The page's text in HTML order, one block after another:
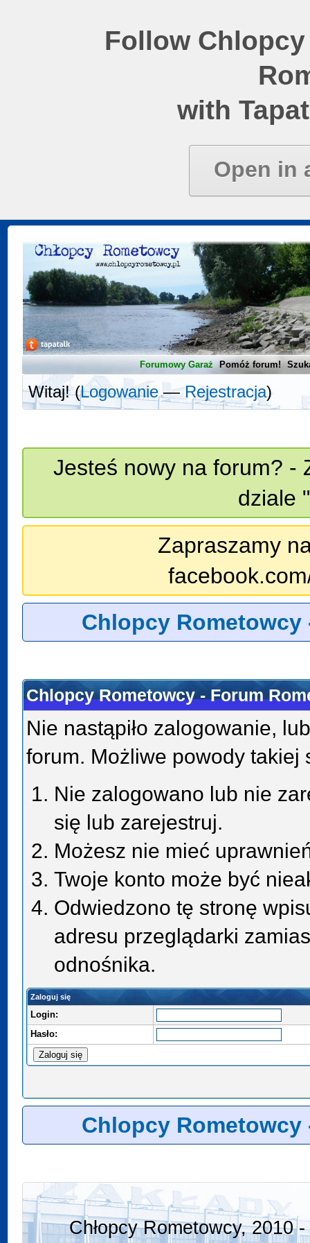
Follow
with
Open in
Forumowy Garaż Pomóż forum!
Witaj! (Logowanie—Rejestracja)
Jesteś nowy na forum? -
dziale
Zapraszamy
Chlopcy Rometowcy
Chlopcy Rometowcy - Forum
Nie nastąpiło zalogowanie,
forum. Możliwe powody takiej
Nie zalogowano lub nie
się lub zarejestruj.
Możesz nie mieć
Twoje konto może być
Odwiedzono tę stronę
adresu przeglądarki
odnośnika.
Zaloguj się
Login:
Hasło:
Chlopcy Rometowcy
Chłopcy Rometowcy, 2010